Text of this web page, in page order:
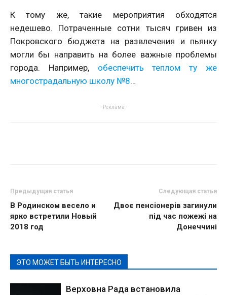
К тому же, такие мероприятия обходятся
недешево. Потраченные сотни тысяч гривен из
Покровского бюджета на развлечения и пьянку
могли бы направить на более важные проблемы
города. Например, обеспечить теплом ту же
многострадальную школу №8…
- Реклама -
Предыдущая статья
В Родинском весело и
ярко встретили Новый
2018 год
Следующая статья
Двоє пенсіонерів загинули
під час пожежі на
Донеччині
ЭТО МОЖЕТ БЫТЬ ИНТЕРЕСНО
Верховна Рада встановила